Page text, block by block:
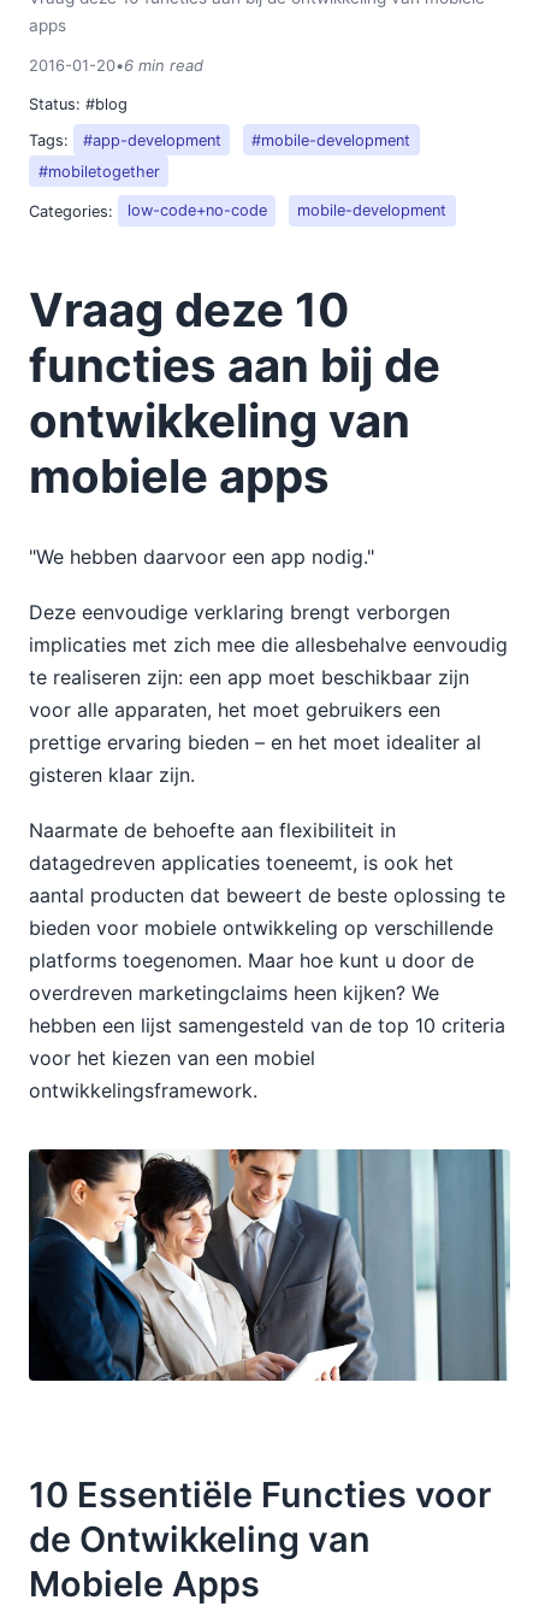
apps
2016-01-20•6 min read
Status: #blog
Tags:
#app-development
#mobile-development
#mobiletogether
Categories: low-code+no-code mobile-development
Vraag deze 10
functies aan bij de
ontwikkeling van
mobiele apps
"We hebben daarvoor een app nodig."
Deze eenvoudige verklaring brengt verborgen
implicaties met zich mee die allesbehalve eenvoudig
te realiseren zijn: een app moet beschikbaar zijn
voor alle apparaten, het moet gebruikers een
prettige ervaring bieden – en het moet idealiter al
gisteren klaar zijn.
Naarmate de behoefte aan flexibiliteit in
datagedreven applicaties toeneemt, is ook het
aantal producten dat beweert de beste oplossing te
bieden voor mobiele ontwikkeling op verschillende
platforms toegenomen. Maar hoe kunt u door de
overdreven marketingclaims heen kijken? We
hebben een lijst samengesteld van de top 10 criteria
voor het kiezen van een mobiel
ontwikkelingsframework.
10 Essentiële Functies voor
de Ontwikkeling van
Mobiele Apps